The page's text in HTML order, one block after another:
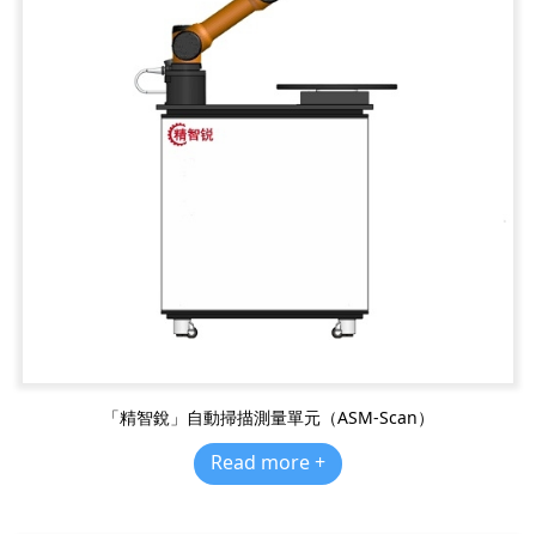
「精智銳」自動掃描測量單元（ASM-Scan）
Read more +